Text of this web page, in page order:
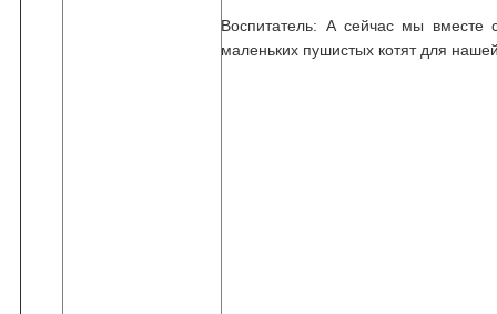
Воспитатель: А сейчас мы вместе
маленьких пушистых котят для